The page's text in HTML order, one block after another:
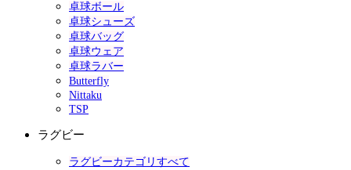
卓球ボール
卓球シューズ
卓球バッグ
卓球ウェア
卓球ラバー
Butterfly
Nittaku
TSP
ラグビー
ラグビーカテゴリすべて